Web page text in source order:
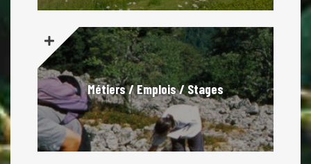
Métiers / Emplois / Stages